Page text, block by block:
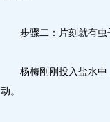
步骤二：片刻就有虫
杨梅刚刚投入盐水中
动。